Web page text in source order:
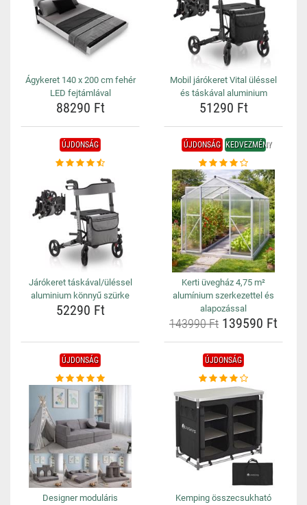
Ágykeret 140 x 200 cm fehér
LED fejtámlával
88290 Ft
Mobil járókeret Vital üléssel
és táskával aluminium
51290 Ft
ÚJDONSÁG
Járókeret táskával/üléssel
aluminium könnyű szürke
52290 Ft
ÚJDONSÁG KEDVEZMÉNY
Kerti üvegház 4,75 m²
alumínium szerkezettel és
alapozással
143990 Ft 139590 Ft
ÚJDONSÁG
Designer moduláris
ÚJDONSÁG
Kemping összecsukható